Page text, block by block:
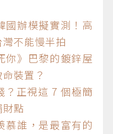
辦模擬實測！高
不能慢半拍
》巴黎的鍍鋅屋
裝置？
正視這 7 個極簡
點
誰，是最富有的